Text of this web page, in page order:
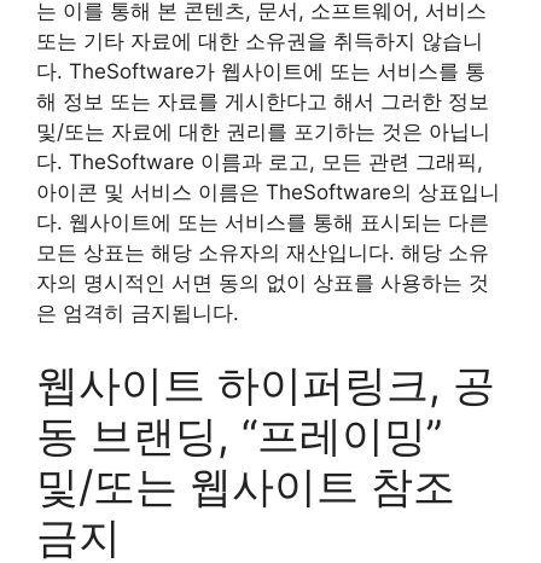
는 이를 통해 본 콘텐츠, 문서, 소프트웨어, 서비스
또는 기타 자료에 대한 소유권을 취득하지 않습니
다. TheSoftware가 웹사이트에 또는 서비스를 통
해 정보 또는 자료를 게시한다고 해서 그러한 정보
및/또는 자료에 대한 권리를 포기하는 것은 아닙니
다. TheSoftware 이름과 로고, 모든 관련 그래픽,
아이콘 및 서비스 이름은 TheSoftware의 상표입니
다. 웹사이트에 또는 서비스를 통해 표시되는 다른
모든 상표는 해당 소유자의 재산입니다. 해당 소유
자의 명시적인 서면 동의 없이 상표를 사용하는 것
은 엄격히 금지됩니다.
웹사이트 하이퍼링크, 공
동 브랜딩, “프레이밍”
및/또는 웹사이트 참조
금지